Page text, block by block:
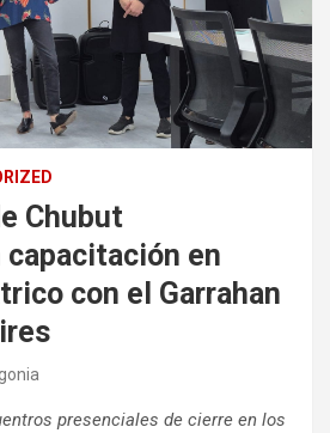
Chubut
en
con el Garrahan
presenciales de cierre en los